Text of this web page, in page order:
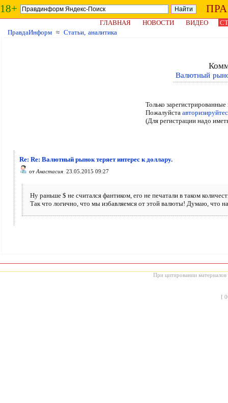
18+
ГЛАВНАЯ НОВОСТИ ВИДЕО
ПравдаИнформ ≈ Статьи, аналитика
Валютный
Только
Пожалуйста
(Для регистрации надо
Re: Re: Валютный рынок теряет интерес к доллару.
от Анастасия 23.05.2015 09:27
Ну раньше $ не считался фантиком, его не печатали в таком
Так что логично, что мы избавляемся от этой валюты! Думаю, что
При цитировании материалов
[